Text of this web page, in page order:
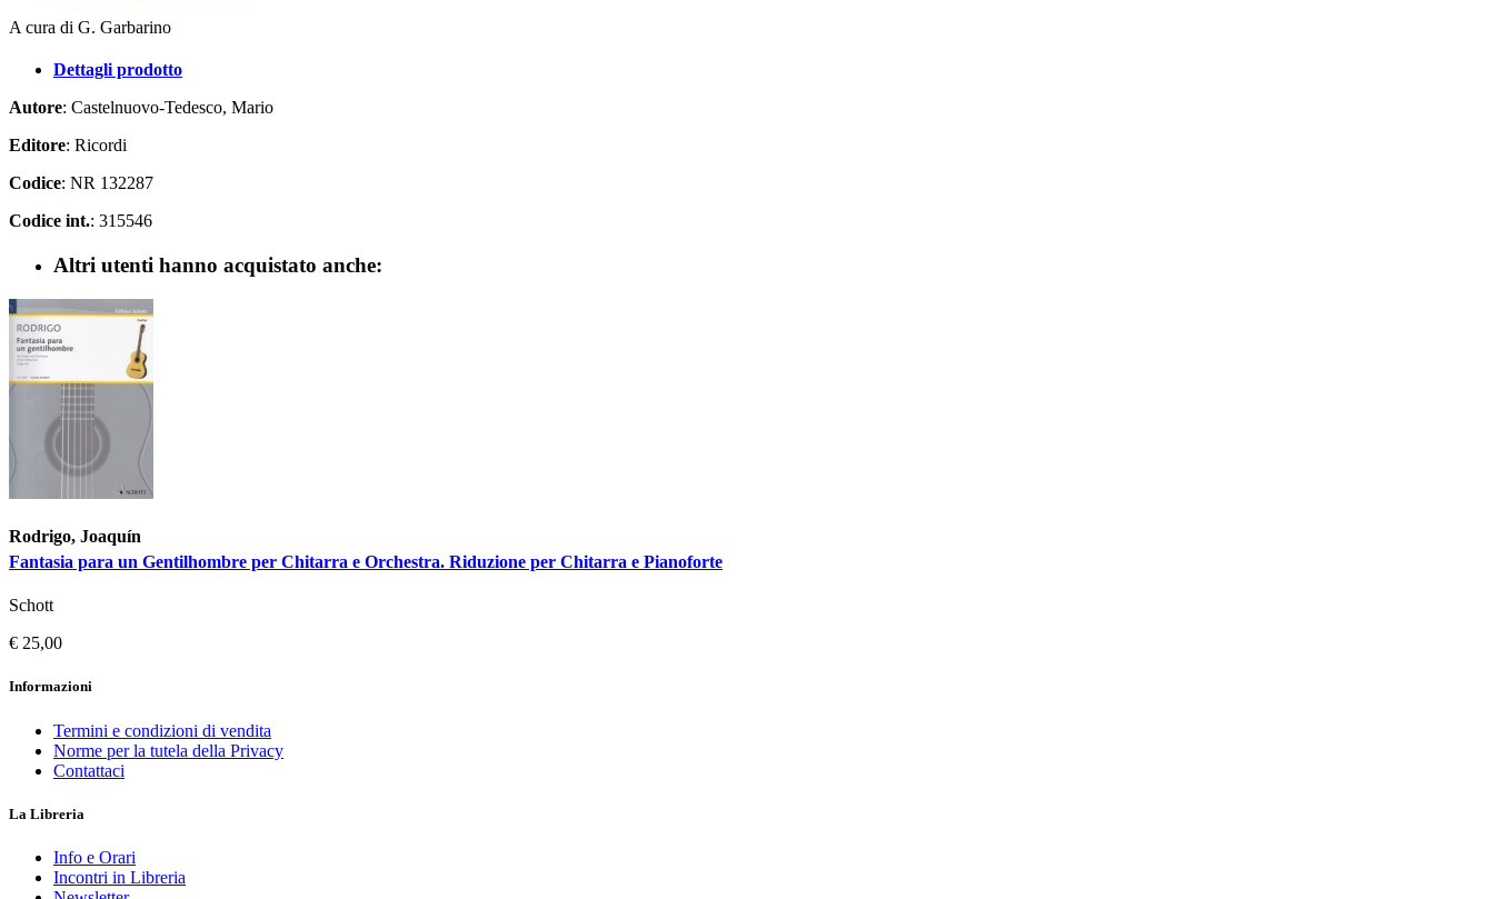
A cura di G. Garbarino
Dettagli prodotto
Autore: Castelnuovo-Tedesco, Mario
Editore: Ricordi
Codice: NR 132287
Codice int.: 315546
Altri utenti hanno acquistato anche:
Rodrigo, Joaquín
Fantasia para un Gentilhombre per Chitarra e Orchestra. Riduzione per Chitarra e Pianoforte
Schott
€ 25,00
Informazioni
Termini e condizioni di vendita
Norme per la tutela della Privacy
Contattaci
La Libreria
Info e Orari
Incontri in Libreria